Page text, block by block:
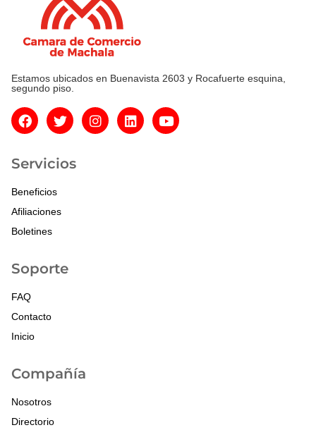
Estamos ubicados en Buenavista 2603 y Rocafuerte esquina,
segundo piso.
Servicios
Beneficios
Afiliaciones
Boletines
Soporte
FAQ
Contacto
Inicio
Compañía
Nosotros
Directorio